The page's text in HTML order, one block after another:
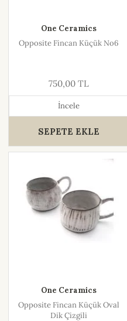
One Ceramics
Opposite Fincan Küçük No6
750,00 TL
İncele
SEPETE EKLE
One Ceramics
Opposite Fincan Küçük Oval
Dik Çizgili